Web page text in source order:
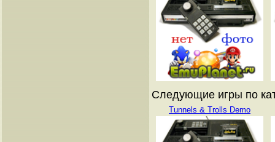
Следующие игры по
Tunnels & Trolls Demo